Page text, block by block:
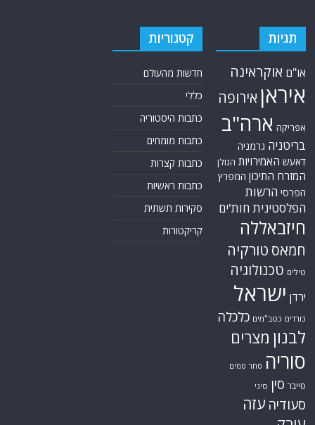
תגיות
או"ם אוקראינה
איראן אירופה
אפריקה ארה"ב
בריטניה גרמניה
דאעש האמירויות הגולן
המזרח התיכון המפרץ
הפרסי הרשות
הפלסטינית חות'ים
חיזבאללה
חמאס טורקיה
טילים טכנולוגיה
ירדן ישראל
כורדים כטב"מים כלכלה
לבנון מצרים
סוריה סחר סמים
סייבר סין סיני
סעודיה עזה
קטגוריות
חדשות מהעולם
כללי
כתבות היסטוריה
כתבות מומחים
כתבות קצרות
כתבות ראשיות
סקירות תשתית
קריקטורות